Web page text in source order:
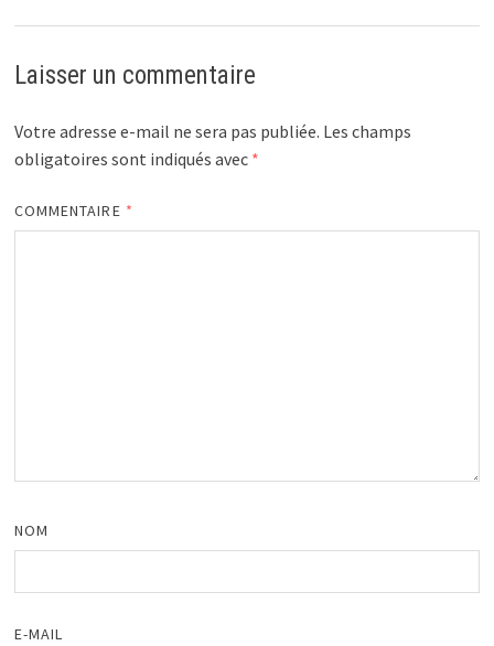
Laisser un commentaire
Votre adresse e-mail ne sera pas publiée. Les champs
obligatoires sont indiqués avec *
COMMENTAIRE *
NOM
E-MAIL